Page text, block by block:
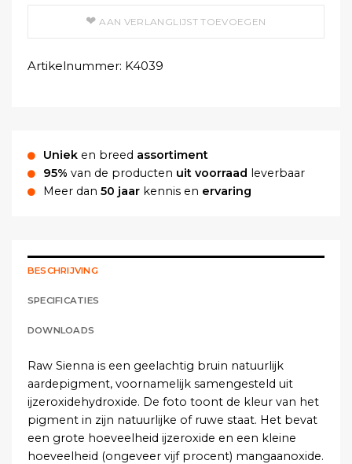
AAN VERLANGLIJST TOEVOEGEN
Artikelnummer: K4039
Uniek en breed assortiment
95% van de producten uit voorraad
leverbaar
Meer dan 50 jaar kennis en ervaring
BESCHRIJVING
SPECIFICATIES
DOWNLOADS
Raw Sienna is een geelachtig bruin natuurlijk
aardepigment, voornamelijk samengesteld uit
ijzeroxidehydroxide. De foto toont de kleur van het
pigment in zijn natuurlijke of ruwe staat. Het bevat
een grote hoeveelheid ijzeroxide en een kleine
hoeveelheid (ongeveer vijf procent) mangaanoxide.